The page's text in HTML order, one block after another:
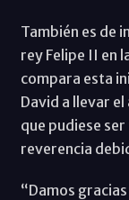
También es de
rey Felipe II en
compara esta
David a llevar
que pudiese
reverencia
“Damos